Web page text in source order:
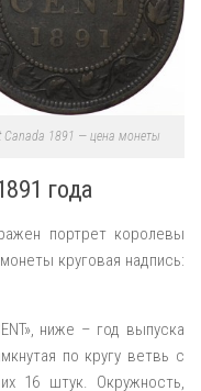
Canada 1891 — цена монеты
года
портрет королевы
круговая надпись:
ниже – год выпуска
по кругу ветвь с
16 штук. Окружность,